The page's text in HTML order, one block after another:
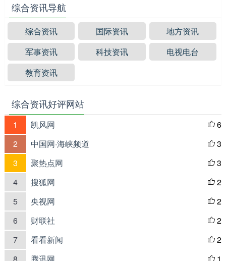
综合资讯导航
综合资讯 国际资讯
地方资讯
军事资讯
科技资讯
电视电台
教育资讯
综合资讯好评网站
1 凯风网  6
2
中国网·海峡频道  3
3
聚热点网  3
4
搜狐网  2
5
央视网  2
6
财联社  2
7
看看新闻  2
